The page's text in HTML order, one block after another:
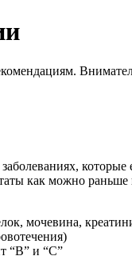
как можно раньше
мочевина,
“В” и “С”